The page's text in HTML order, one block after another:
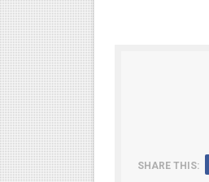
SHARE THIS: